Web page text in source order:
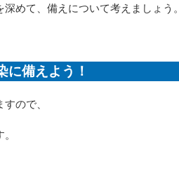
めて、備えについて考えましょう。
に備えよう！
ので、